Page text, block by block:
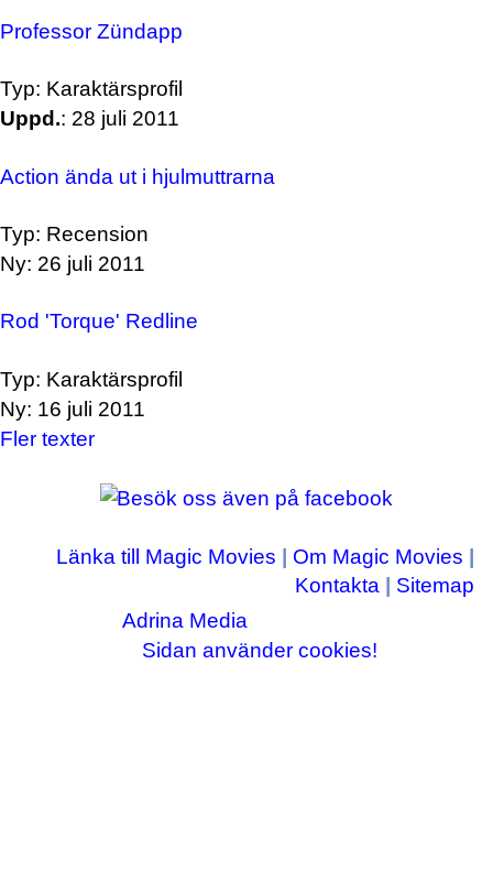
Professor Zündapp
Typ: Karaktärsprofil
Uppd.: 28 juli 2011
Action ända ut i hjulmuttrarna
Typ: Recension
Ny: 26 juli 2011
Rod 'Torque' Redline
Typ: Karaktärsprofil
Ny: 16 juli 2011
Fler texter
Länka till Magic Movies Om Magic Movies
Kontakta
Sitemap
Copyright © 2003-2026Adrina Media
Sidan använder cookies!